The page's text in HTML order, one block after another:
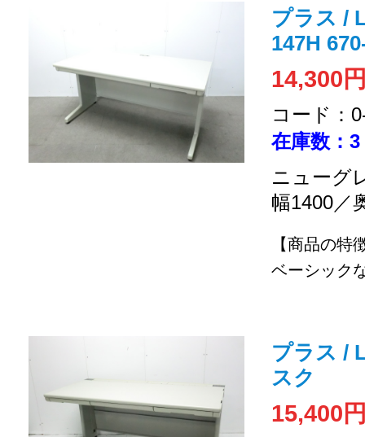
プラス /
147H
14,300
コード：
在庫数：3
ニューグ
幅1400／
【商品の特
ベーシック
プラス /
スク
15,400